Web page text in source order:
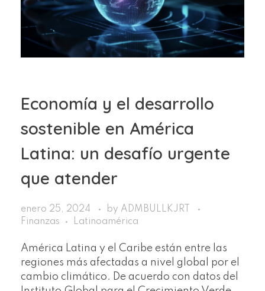
Economía y el desarrollo
sostenible en América
Latina: un desafío urgente
que atender
enero 25, 2024 by ADMBULLKJRT
Finanzas
Latinoamérica
América Latina y el Caribe están entre las
regiones más afectadas a nivel global por el
cambio climático. De acuerdo con datos del